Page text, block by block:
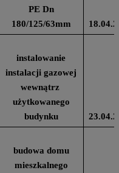
PE Dn
180/125/63mm
instalowanie
instalacji gazowej
wewnątrz
użytkowanego
budynku
budowa domu
mieszkalnego